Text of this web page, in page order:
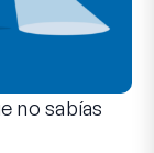
no sabías